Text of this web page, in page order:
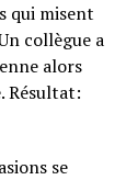
qui misent
collègue a
alors
Résultat:
se